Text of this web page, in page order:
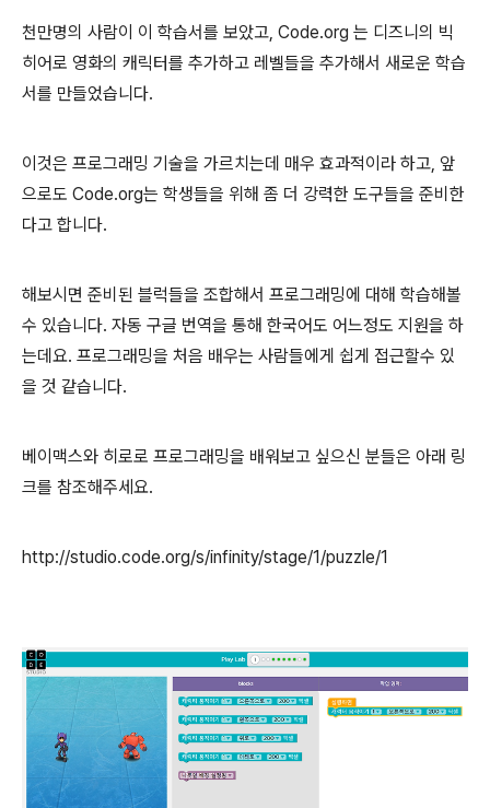
천만명의 사람이 이 학습서를 보았고, Code.org 는 디즈니의 빅
히어로 영화의 캐릭터를 추가하고 레벨들을 추가해서 새로운 학습
서를 만들었습니다.
이것은 프로그래밍 기술을 가르치는데 매우 효과적이라 하고, 앞
으로도 Code.org는 학생들을 위해 좀 더 강력한 도구들을 준비한
다고 합니다.
해보시면 준비된 블럭들을 조합해서 프로그래밍에 대해 학습해볼
수 있습니다. 자동 구글 번역을 통해 한국어도 어느정도 지원을 하
는데요. 프로그래밍을 처음 배우는 사람들에게 쉽게 접근할수 있
을 것 같습니다.
베이맥스와 히로로 프로그래밍을 배워보고 싶으신 분들은 아래 링
크를 참조해주세요.
http://studio.code.org/s/infinity/stage/1/puzzle/1